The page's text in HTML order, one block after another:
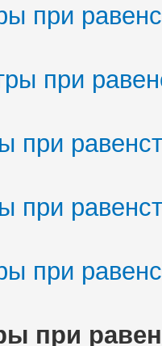
при
при
при
при
при
при